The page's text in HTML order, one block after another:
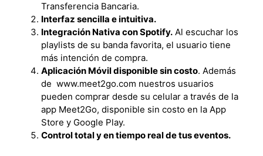
Transferencia Bancaria.
Interfaz sencilla e intuitiva.
Integración Nativa con Spotify. Al escuchar los
playlists de su banda favorita, el usuario tiene
más intención de compra.
Aplicación Móvil disponible sin costo. Además
de www.meet2go.com nuestros usuarios
pueden comprar desde su celular a través de la
app Meet2Go, disponible sin costo en la App
Store y Google Play.
Control total y en tiempo real de tus eventos.